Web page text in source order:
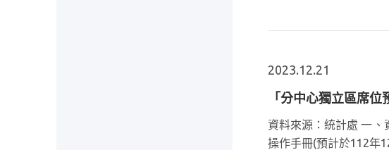
2023.12.21
「分中心獨立區席
資料來源：統計處 一、
操作手冊(預計於112年